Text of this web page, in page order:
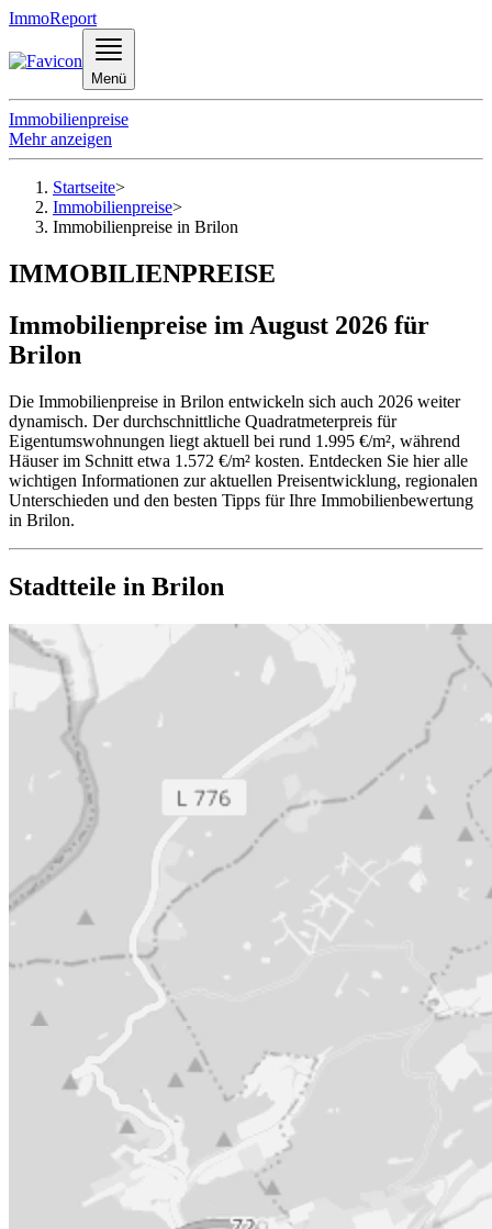
ImmoReport
Menü
Immobilienpreise
Mehr anzeigen
Startseite>
Immobilienpreise>
Immobilienpreise in Brilon
IMMOBILIENPREISE
Immobilienpreise im August 2026 für
Brilon
Die Immobilienpreise in Brilon entwickeln sich auch 2026 weiter
dynamisch. Der durchschnittliche Quadratmeterpreis für
Eigentumswohnungen liegt aktuell bei rund 1.995 €/m², während
Häuser im Schnitt etwa 1.572 €/m² kosten. Entdecken Sie hier alle
wichtigen Informationen zur aktuellen Preisentwicklung, regionalen
Unterschieden und den besten Tipps für Ihre Immobilienbewertung
in Brilon.
Stadtteile in Brilon